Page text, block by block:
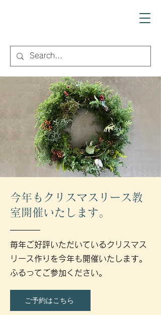
​今年もクリスマスリース教
室開催いたします。
毎年ご好評いただいているクリスマス
リース作りを今年も開催いたします。
ふるってご参加ください。
ご予約はこちら